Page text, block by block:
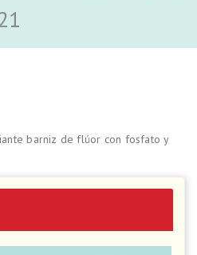
barniz de flúor con fosfato y